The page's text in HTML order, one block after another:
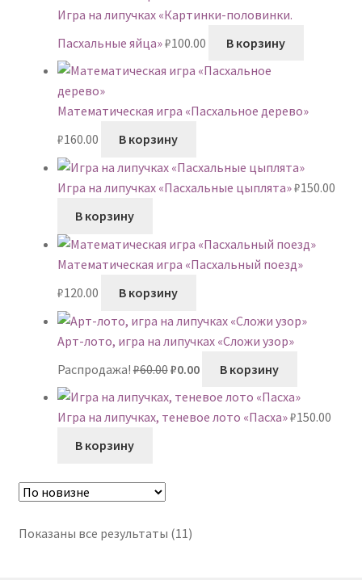
Игра на липучках «Картинки-половинки.
Пасхальные яйца»₽100.00 В корзину
Математическая игра «Пасхальное дерево»
₽160.00 В корзину
Игра на липучках «Пасхальные цыплята»₽150.00
В корзину
Математическая игра «Пасхальный поезд»
₽120.00 В корзину
Арт-лото, игра на липучках «Сложи узор»
Распродажа!₽60.00
составляла
₽60.00.
₽0.00
₽0.00.
В корзину
Игра на липучках, теневое лото «Пасха»₽150.00
В корзину
Показаны все результаты (11)Сортировка: